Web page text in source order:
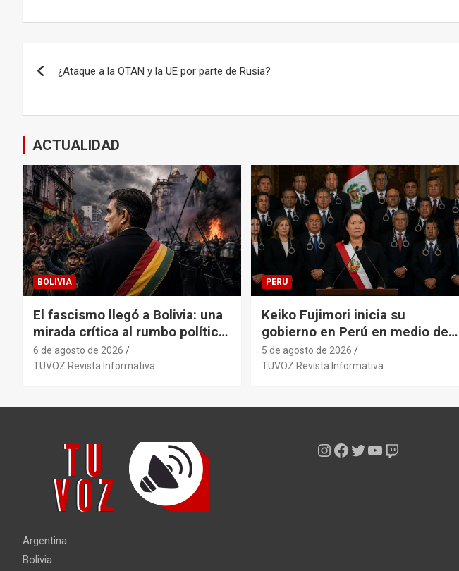
de
entradas
¿Ataque a la OTAN y la UE por parte de Rusia?
ACTUALIDAD
BOLIVIA
El fascismo llegó a Bolivia: una
mirada crítica al rumbo político
del país con Rodrigo Paz.
6 de agosto de 2026
TUVOZ Revista Informativa
PERU
Keiko Fujimori inicia su
gobierno en Perú en medio de
la polémica por los
antecedentes penales de su
primer gabinete ministerial.
5 de agosto de 2026
TUVOZ Revista Informativa
Argentina
Bolivia
Instagram
Facebook
Twitter
YouTube
Twitch